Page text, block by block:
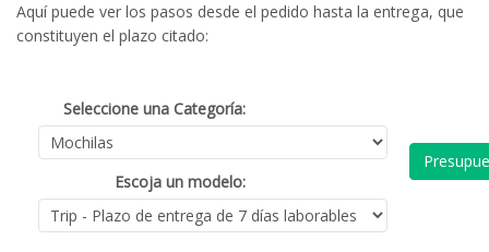
Aquí puede ver los pasos desde el pedido hasta la entrega, que
constituyen el plazo citado:
Seleccione una Categoría:
Escoja un modelo: